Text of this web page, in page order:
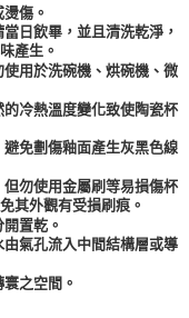
傷。
日飲畢，並且清洗乾淨，
產生。
用於洗碗機、烘碗機、微
冷熱溫度變化致使陶瓷杯
免劃傷釉面產生灰黑色線
勿使用金屬刷等易損傷杯
其外觀有受損刷痕。
置乾。
氣孔流入中間結構層或導
之空間。